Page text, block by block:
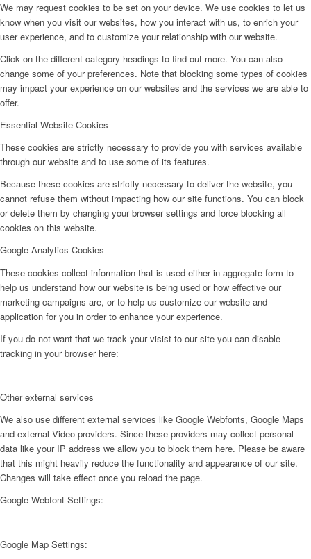
We may request cookies to be set on your device. We use cookies to let us
know when you visit our websites, how you interact with us, to enrich your
user experience, and to customize your relationship with our website.
Click on the different category headings to find out more. You can also
change some of your preferences. Note that blocking some types of cookies
may impact your experience on our websites and the services we are able to
offer.
Essential Website Cookies
These cookies are strictly necessary to provide you with services available
through our website and to use some of its features.
Because these cookies are strictly necessary to deliver the website, you
cannot refuse them without impacting how our site functions. You can block
or delete them by changing your browser settings and force blocking all
cookies on this website.
Google Analytics Cookies
These cookies collect information that is used either in aggregate form to
help us understand how our website is being used or how effective our
marketing campaigns are, or to help us customize our website and
application for you in order to enhance your experience.
If you do not want that we track your visist to our site you can disable
tracking in your browser here:
Other external services
We also use different external services like Google Webfonts, Google Maps
and external Video providers. Since these providers may collect personal
data like your IP address we allow you to block them here. Please be aware
that this might heavily reduce the functionality and appearance of our site.
Changes will take effect once you reload the page.
Google Webfont Settings:
Google Map Settings: